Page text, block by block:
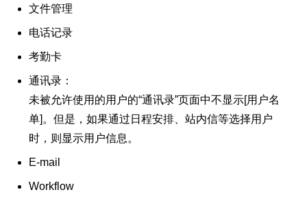
文件管理
电话记录
考勤卡
通讯录：
未被允许使用的用户的“通讯录”页面中不显示[用户名
单]。但是，如果通过日程安排、站内信等选择用户
时，则显示用户信息。
E-mail
Workflow